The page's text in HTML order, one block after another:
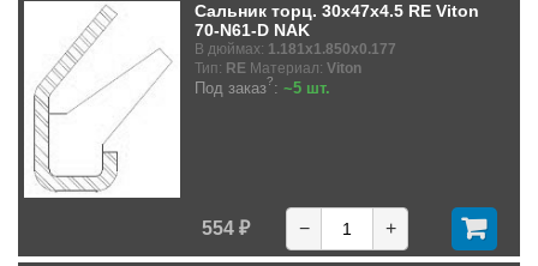
Сальник торц. 30x47x4.5 RE Viton
70-N61-D NAK
В дюймах: 1.181x1.850x0.177
Тип: RE Материал: Viton
Под заказ?: ~5 шт.
554 ₽ − +